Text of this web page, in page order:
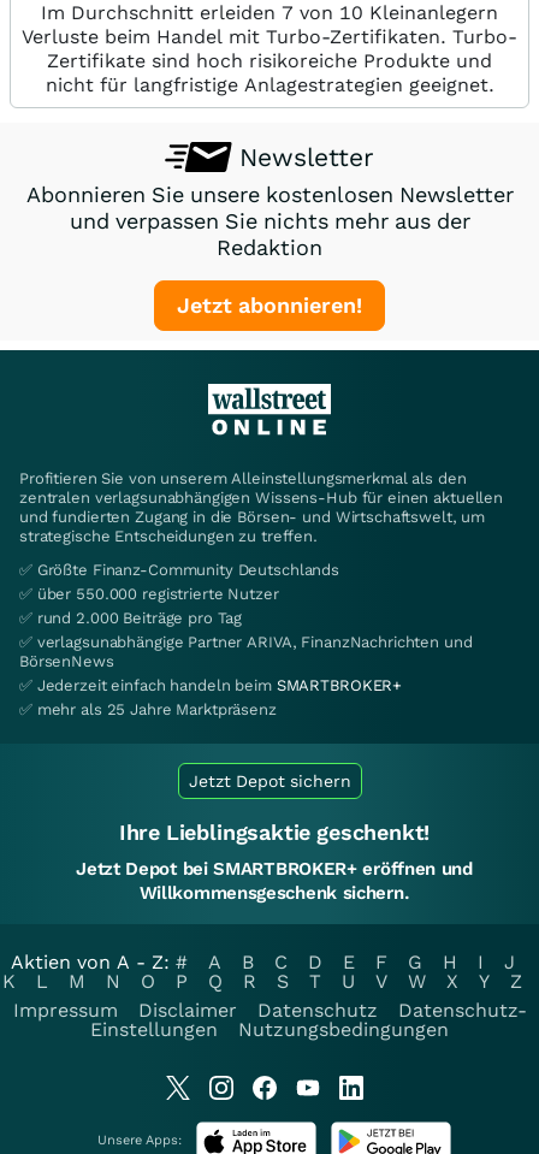
Im Durchschnitt erleiden 7 von 10 Kleinanlegern
Verluste beim Handel mit Turbo-Zertifikaten. Turbo-
Zertifikate sind hoch risikoreiche Produkte und
nicht für langfristige Anlagestrategien geeignet.
Newsletter
Abonnieren Sie unsere kostenlosen Newsletter
und verpassen Sie nichts mehr aus der
Redaktion
Jetzt abonnieren!
Profitieren Sie von unserem Alleinstellungsmerkmal als den
zentralen verlagsunabhängigen Wissens-Hub für einen aktuellen
und fundierten Zugang in die Börsen- und Wirtschaftswelt, um
strategische Entscheidungen zu treffen.
✅ Größte Finanz-Community Deutschlands
✅ über 550.000 registrierte Nutzer
✅ rund 2.000 Beiträge pro Tag
✅ verlagsunabhängige Partner ARIVA, FinanzNachrichten und
BörsenNews
✅ Jederzeit einfach handeln beim SMARTBROKER+
✅ mehr als 25 Jahre Marktpräsenz
Jetzt Depot sichern
Ihre Lieblingsaktie geschenkt!
Jetzt Depot bei SMARTBROKER+ eröffnen und
Willkommensgeschenk sichern.
Aktien von A - Z: # A B C D E F G H I
J
K
L M N O P Q R S T U V W X Y
Z
Impressum
Disclaimer Datenschutz
Datenschutz-
Einstellungen
Nutzungsbedingungen
Unsere Apps: